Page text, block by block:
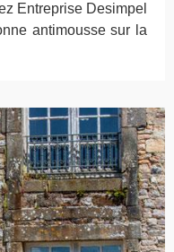
Entreprise Desimpel
antimousse sur la